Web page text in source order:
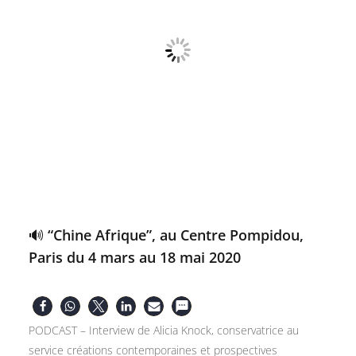
🔊 “Chine Afrique”, au Centre Pompidou,
Paris du 4 mars au 18 mai 2020
PODCAST – Interview de Alicia Knock, conservatrice au
service créations contemporaines et prospectives